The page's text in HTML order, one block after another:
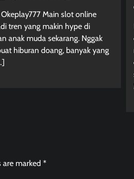
Main slot online
tren yang makin hype di
anak muda sekarang. Nggak
hiburan doang, banyak yang
are marked *